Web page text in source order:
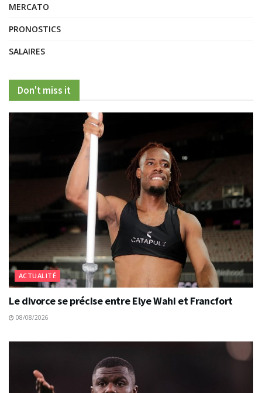
MERCATO
PRONOSTICS
SALAIRES
Don't miss it
ACTUALITÉ
Le divorce se précise entre Elye Wahi et Francfort
08/08/2026